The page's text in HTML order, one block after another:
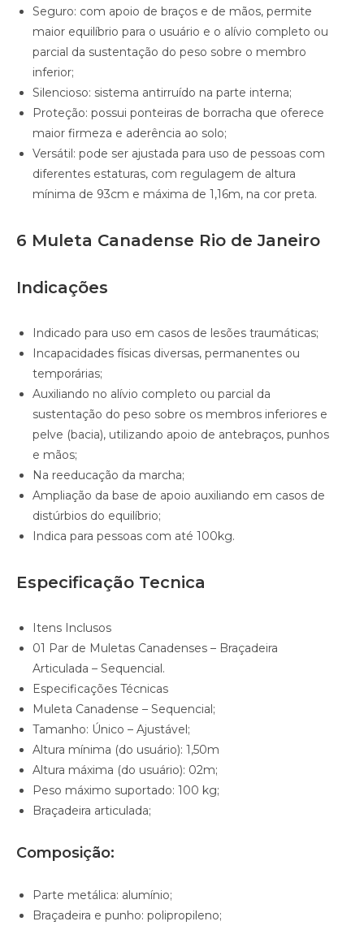
Seguro: com apoio de braços e de mãos, permite
maior equilíbrio para o usuário e o alívio completo ou
parcial da sustentação do peso sobre o membro
inferior;
Silencioso: sistema antirruído na parte interna;
Proteção: possui ponteiras de borracha que oferece
maior firmeza e aderência ao solo;
Versátil: pode ser ajustada para uso de pessoas com
diferentes estaturas, com regulagem de altura
mínima de 93cm e máxima de 1,16m, na cor preta.
6 Muleta Canadense Rio de Janeiro
Indicações
Indicado para uso em casos de lesões traumáticas;
Incapacidades físicas diversas, permanentes ou
temporárias;
Auxiliando no alívio completo ou parcial da
sustentação do peso sobre os membros inferiores e
pelve (bacia), utilizando apoio de antebraços, punhos
e mãos;
Na reeducação da marcha;
Ampliação da base de apoio auxiliando em casos de
distúrbios do equilíbrio;
Indica para pessoas com até 100kg.
Especificação Tecnica
Itens Inclusos
01 Par de Muletas Canadenses – Braçadeira
Articulada – Sequencial.
Especificações Técnicas
Muleta Canadense – Sequencial;
Tamanho: Único – Ajustável;
Altura mínima (do usuário): 1,50m
Altura máxima (do usuário): 02m;
Peso máximo suportado: 100 kg;
Braçadeira articulada;
Composição:
Parte metálica: alumínio;
Braçadeira e punho: polipropileno;